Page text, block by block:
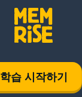
학습 시작하기